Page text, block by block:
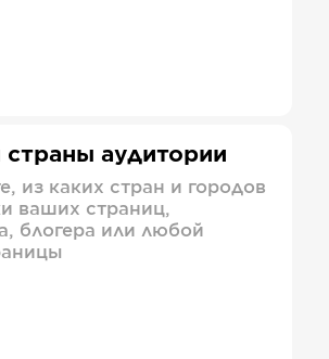
страны аудитории
из каких стран и городов
ваших страниц,
блогера или любой